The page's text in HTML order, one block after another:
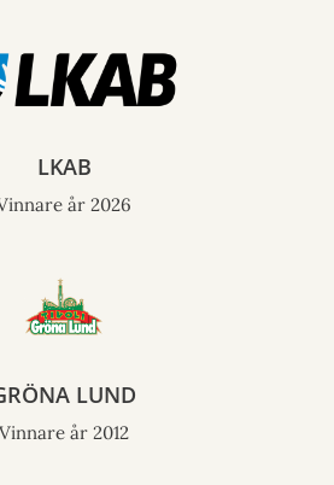
LKAB
år 2026
LUND
Vinnare år 2012